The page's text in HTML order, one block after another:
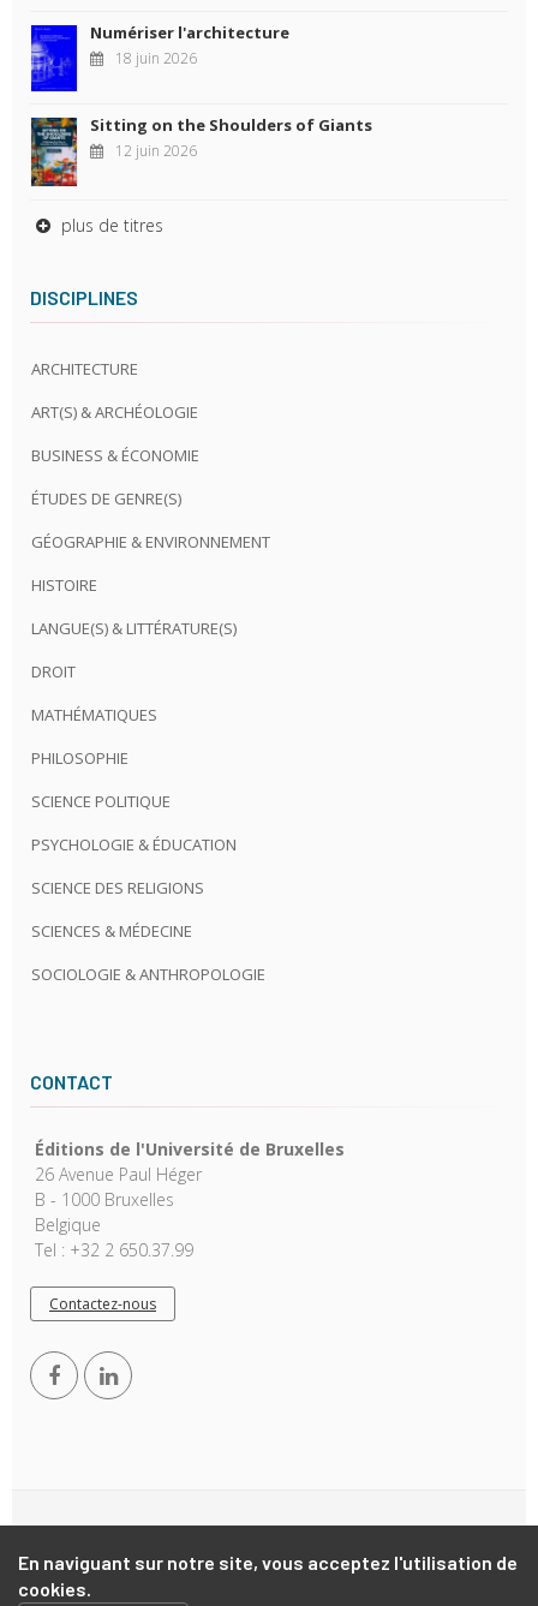
En naviguant sur notre site, vous acceptez l'utilisation de
cookies.
Numériser l'architecture
18 juin 2026
Sitting on the Shoulders of Giants
12 juin 2026
plus de titres
DISCIPLINES
ARCHITECTURE
ART(S) & ARCHÉOLOGIE
BUSINESS & ÉCONOMIE
ÉTUDES DE GENRE(S)
GÉOGRAPHIE & ENVIRONNEMENT
HISTOIRE
LANGUE(S) & LITTÉRATURE(S)
DROIT
MATHÉMATIQUES
PHILOSOPHIE
SCIENCE POLITIQUE
PSYCHOLOGIE & ÉDUCATION
SCIENCE DES RELIGIONS
SCIENCES & MÉDECINE
SOCIOLOGIE & ANTHROPOLOGIE
CONTACT
Éditions de l'Université de Bruxelles
26 Avenue Paul Héger
B - 1000 Bruxelles
Belgique
Tel : +32 2 650.37.99
Contactez-nous
Copyright © 2026, EUB. Powered byGiantChair. All Rights
Reserved